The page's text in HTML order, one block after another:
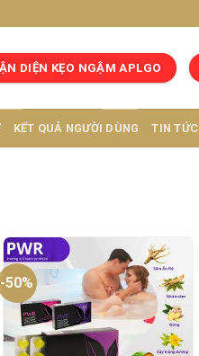
DIỆN KẸO NGẬM APLGO
KẾT QUẢ NGƯỜI DÙNG TIN TỨC
-50%